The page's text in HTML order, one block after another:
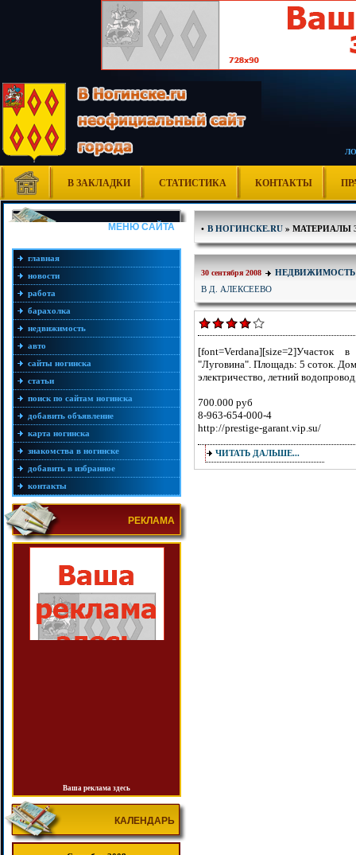
В ЗАКЛАДКИ СТАТИСТИКА КОНТАКТЫ
МЕНЮ САЙТА
главная
новости
работа
барахолка
недвижимость
авто
сайты ногинска
статьи
поиск по сайтам ногинска
добавить объявление
карта ногинска
знакомства в ногинске
добавить в избранное
контакты
РЕКЛАМА
Ваша реклама здесь
КАЛЕНДАРЬ
• В НОГИНСКЕ.RU» МАТЕРИАЛЫ
30 сентября 2008 НЕДВИЖИМОСТЬ
В Д. АЛЕКСЕЕВО
[font=Verdana][size=2]Участок
"Луговина". Площадь: 5 соток.
электричество, летний
700.000 руб
8-963-654-000-4
http://prestige-garant.vip.su/
ЧИТАТЬ ДАЛЬШЕ...